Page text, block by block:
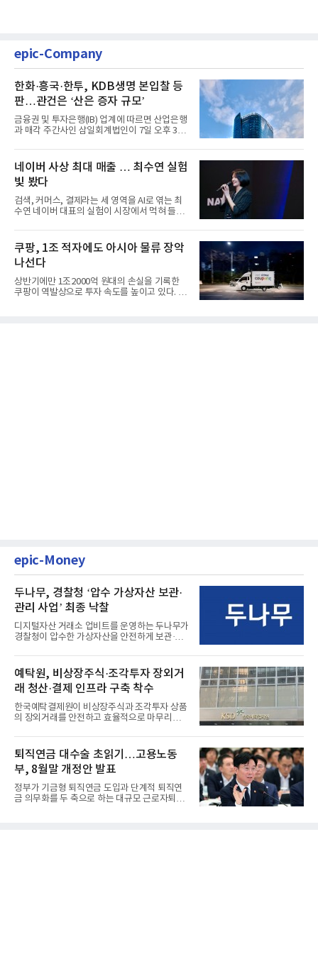
epic-Company
한화·흥국·한투, KDB생명 본입찰 등
판…관건은 ‘산은 증자 규모’
금융권 및 투자은행(IB) 업계에 따르면 산업은행
과 매각 주간사인 삼일회계법인이 7일 오후 3시
네이버 사상 최대 매출 … 최수연 실험
빛 봤다
검색, 커머스, 결제라는 세 영역을 AI로 엮는 최
수연 네이버 대표의 실험이 시장에서 먹혀 들어
쿠팡, 1조 적자에도 아시아 물류 장악
나선다
상반기에만 1조2000억 원대의 손실을 기록한
쿠팡이 역발상으로 투자 속도를 높이고 있다. 이
epic-Money
두나무, 경찰청 ‘압수 가상자산 보관·
관리 사업’ 최종 낙찰
디지털자산 거래소 업비트를 운영하는 두나무가
경찰청이 압수한 가상자산을 안전하게 보관·관
예탁원, 비상장주식·조각투자 장외거
래 청산·결제 인프라 구축 착수
한국예탁결제원이 비상장주식과 조각투자 상품
의 장외거래를 안전하고 효율적으로 마무리하기
퇴직연금 대수술 초읽기…고용노동
부, 8월말 개정안 발표
정부가 기금형 퇴직연금 도입과 단계적 퇴직연
금 의무화를 두 축으로 하는 대규모 근로자퇴직